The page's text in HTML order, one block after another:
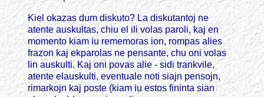
Kiel okazas dum diskuto? La diskutantoj ne
atente auskultas, chiu el ili volas paroli, kaj en
momento kiam iu rememoras ion, rompas alies
frazon kaj ekparolas ne pensante, chu oni volas
lin auskulti. Kaj oni povas alie - sidi trankvile,
atente elauskulti, eventuale noti siajn pensojn,
rimarkojn kaj poste (kiam iu estos fininta sian